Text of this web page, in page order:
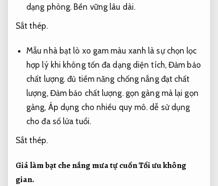
dạng phòng. Bền vững lâu dài.
Sắt thép.
Mẫu nhà bạt lò xo gam màu xanh là sự chọn lọc
hợp lý khi không tốn đa dạng diện tích,Đảm bảo
chất lượng. đủ tiềm năng chống nắng đạt chất
lượng, Đảm bảo chất lượng.gọn gàng mà lại gọn
gàng, Áp dụng cho nhiều quy mô. dễ sử dụng
cho đa số lứa tuổi.
Sắt thép.
Giá làm bạt che nắng mưa tự cuốnTối ưu không
gian.